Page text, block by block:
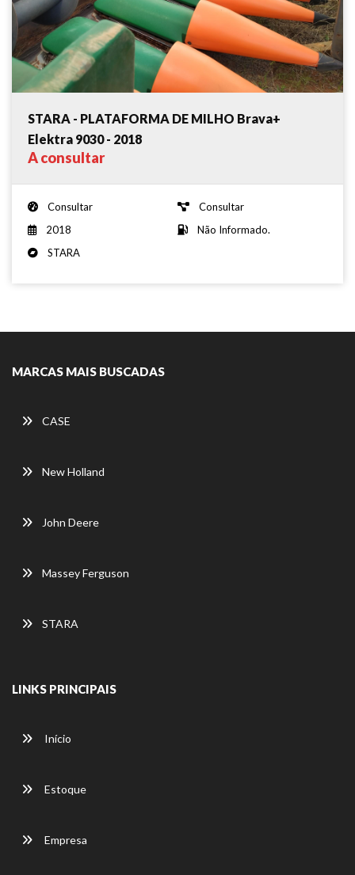
STARA - PLATAFORMA DE MILHO Brava+
Elektra 9030 - 2018
A consultar
Consultar
Consultar
2018
Não Informado.
STARA
MARCAS MAIS BUSCADAS
CASE
New Holland
John Deere
Massey Ferguson
STARA
LINKS PRINCIPAIS
Início
Estoque
Empresa